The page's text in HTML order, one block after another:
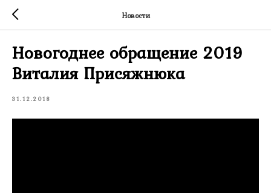
Новости
Новогоднее обращение 2019
Виталия Присяжнюка
31.12.2018